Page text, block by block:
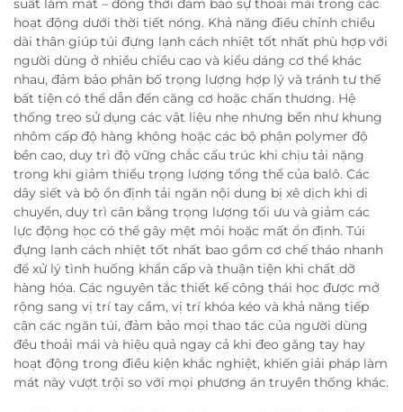
suất làm mát – đồng thời đảm bảo sự thoải mái trong các
hoạt động dưới thời tiết nóng. Khả năng điều chỉnh chiều
dài thân giúp túi đựng lạnh cách nhiệt tốt nhất phù hợp với
người dùng ở nhiều chiều cao và kiểu dáng cơ thể khác
nhau, đảm bảo phân bố trọng lượng hợp lý và tránh tư thế
bất tiện có thể dẫn đến căng cơ hoặc chấn thương. Hệ
thống treo sử dụng các vật liệu nhẹ nhưng bền như khung
nhôm cấp độ hàng không hoặc các bộ phận polymer độ
bền cao, duy trì độ vững chắc cấu trúc khi chịu tải nặng
trong khi giảm thiểu trọng lượng tổng thể của balô. Các
dây siết và bộ ổn định tải ngăn nội dung bị xê dịch khi di
chuyển, duy trì cân bằng trọng lượng tối ưu và giảm các
lực động học có thể gây mệt mỏi hoặc mất ổn định. Túi
đựng lạnh cách nhiệt tốt nhất bao gồm cơ chế tháo nhanh
để xử lý tình huống khẩn cấp và thuận tiện khi chất dỡ
hàng hóa. Các nguyên tắc thiết kế công thái học được mở
rộng sang vị trí tay cầm, vị trí khóa kéo và khả năng tiếp
cận các ngăn túi, đảm bảo mọi thao tác của người dùng
đều thoải mái và hiệu quả ngay cả khi đeo găng tay hay
hoạt động trong điều kiện khắc nghiệt, khiến giải pháp làm
mát này vượt trội so với mọi phương án truyền thống khác.